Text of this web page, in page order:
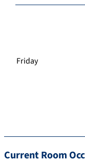
Friday
Current Room